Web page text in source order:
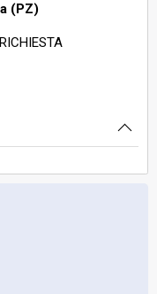
(PZ)